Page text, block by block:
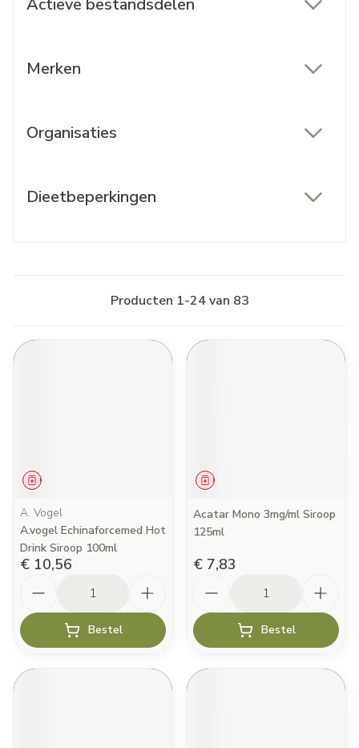
Actieve bestandsdelen
Merken
Organisaties
Dieetbeperkingen
Producten 1-24van 83
Geneesmiddel
A. Vogel
A.vogel Echinaforcemed Hot
Drink Siroop 100ml
€ 10,56
Bestel
Geneesmiddel
Acatar Mono 3mg/ml Siroop
125ml
€ 7,83
Bestel